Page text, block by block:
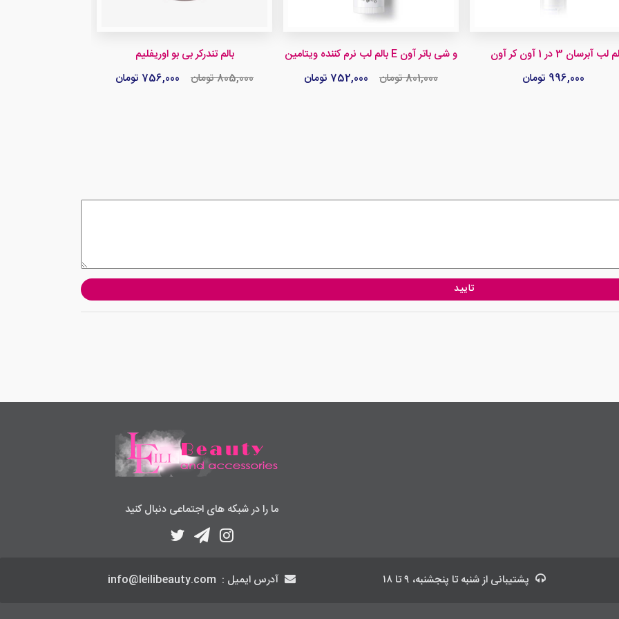
بالم تندرکر بی بو اوریفلیم
805,000 تومان
756,000 تومان
بالم لب نرم کننده ویتامین E و شی باتر آون
801,000 تومان
752,000 تومان
لب آبرسان 3 در 1 آون کر آون
996,000 تومان
تایید
ما را در شبکه های اجتماعی دنبال کنید
پشتیبانی از شنبه تا پنجشنبه، ۹ تا ۱۸ آدرس ایمیل : info@leilibeauty.com